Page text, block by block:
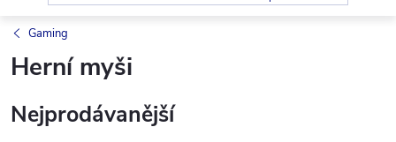
Gaming
Herní myši
Nejprodávanější